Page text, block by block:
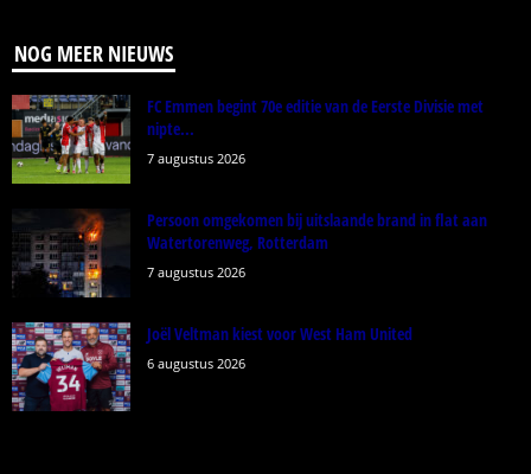
NOG MEER NIEUWS
FC Emmen begint 70e editie van de Eerste Divisie met
nipte...
7 augustus 2026
Persoon omgekomen bij uitslaande brand in flat aan
Watertorenweg, Rotterdam
7 augustus 2026
Joël Veltman kiest voor West Ham United
6 augustus 2026